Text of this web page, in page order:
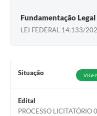
Fundamentação Legal
LEI FEDERAL 14.133/
Situação
Edital
PROCESSO